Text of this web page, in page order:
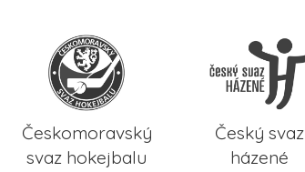
Českomoravský
svaz hokejbalu
Český svaz
házené